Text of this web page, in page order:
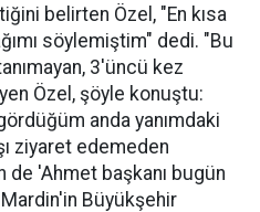
belirten Özel, "En kısa
söylemiştim" dedi. "Bu
3'üncü kez
Özel, şöyle konuştu:
anda yanımdaki
ziyaret edemeden
de 'Ahmet başkanı bugün
Büyükşehir